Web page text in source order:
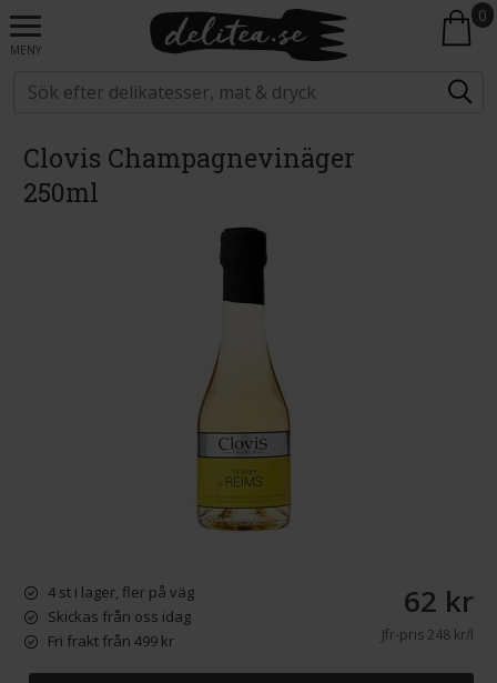
MENY
0
Clovis Champagnevinäger
250ml
4 st i lager, fler på väg
Skickas från oss idag
Fri frakt från 499 kr
62 kr
Jfr-pris248 kr/l